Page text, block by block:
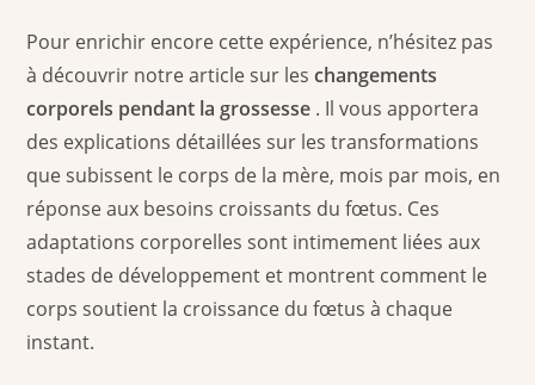
Pour enrichir encore cette expérience, n’hésitez pas
à découvrir notre article sur leschangements
corporels pendant la grossesse . Il vous apportera
des explications détaillées sur les transformations
que subissent le corps de la mère, mois par mois, en
réponse aux besoins croissants du fœtus. Ces
adaptations corporelles sont intimement liées aux
stades de développement et montrent comment le
corps soutient la croissance du fœtus à chaque
instant.